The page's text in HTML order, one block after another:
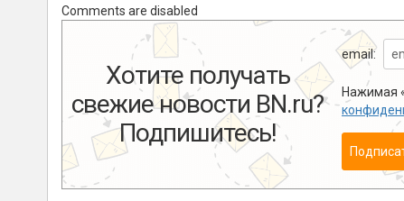
Comments are disabled
Хотите получать
свежие новости BN.ru?
Подпишитесь!
email:
Нажимая